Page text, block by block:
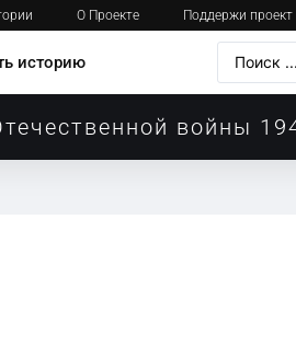
О Проекте Поддержи проект
историю
войны